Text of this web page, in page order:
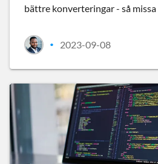
bättre konverteringar - så
• 2023-09-08